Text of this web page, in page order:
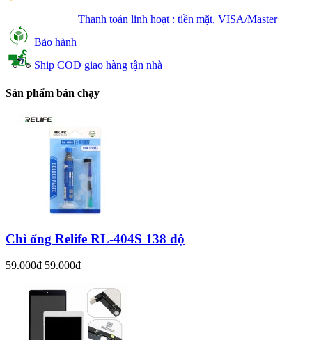
Thanh toán linh hoạt : tiền mặt, VISA/Master
Bảo hành
Ship COD giao hàng tận nhà
Sản phẩm bán chạy
Chì ống Relife RL-404S 138 độ
59.000đ 59.000đ